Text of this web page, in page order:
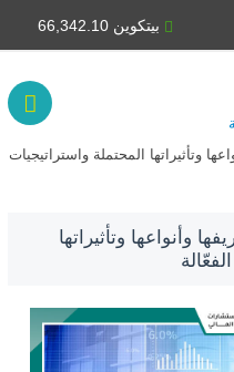
بيتكوين 66,342.10
وتأثيراتها المحتملة واستراتيجيات
وأنواعها وتأثيراتها